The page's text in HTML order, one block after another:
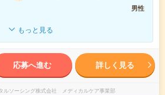
男性
もっと見る
応募へ進む 詳しく見る
ルソーシング株式会社 メディカルケア事業部